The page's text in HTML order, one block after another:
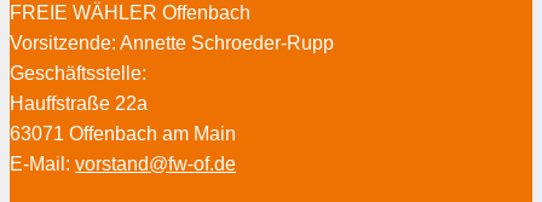
FREIE WÄHLER Offenbach
Vorsitzende: Annette Schroeder-Rupp
Geschäftsstelle:
Hauffstraße 22a
63071 Offenbach am Main
E-Mail: vorstand@fw-of.de